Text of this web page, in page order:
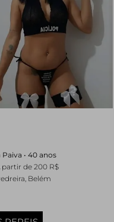
Paiva • 40 anos
partir de 200 R$
Belém